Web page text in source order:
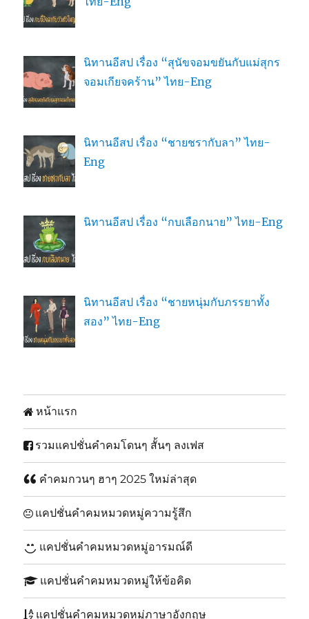
นิทานอีสป เรื่อง “สุนัขจอมขยันกับแม่สุกร
จอมเกียจคร้าน” ไทย-Eng
นิทานอีสป เรื่อง “ชายชรากับลา” ไทย-
Eng
นิทานอีสป เรื่อง “กบเลือกนาย” ไทย-Eng
นิทานอีสป เรื่อง “ชายหนุ่มกับภรรยาทั้ง
สอง” ไทย-Eng
หน้าแรก
รวมแคปชั่นคำคมโดนๆ สั้นๆ ลงเฟส
คำคมกวนๆ ฮาๆ 2025 ใหม่ล่าสุด
แคปชั่นคำคมหมวดหมู่ความรู้สึก
แคปชั่นคำคมหมวดหมู่อารมณ์ดี
แคปชั่นคำคมหมวดหมู่ให้ข้อคิด
แคปชั่นคำคมหมวดหมู่ภาษาอังกฤษ